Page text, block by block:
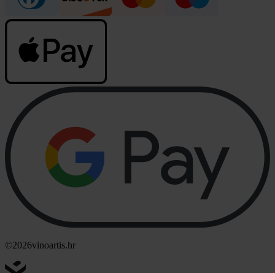
©2026vinoartis.hr